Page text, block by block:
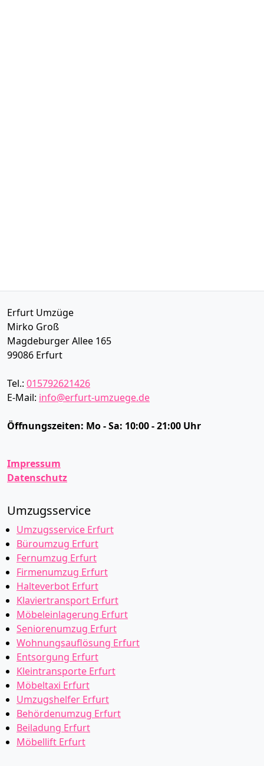
Erfurt Umzüge
Mirko Groß
Magdeburger Allee 165
99086 Erfurt
Tel.: 015792621426
E-Mail: info@erfurt-umzuege.de
Öffnungszeiten: Mo - Sa: 10:00 - 21:00 Uhr
Impressum
Datenschutz
Umzugsservice
Umzugsservice Erfurt
Büroumzug Erfurt
Fernumzug Erfurt
Firmenumzug Erfurt
Halteverbot Erfurt
Klaviertransport Erfurt
Möbeleinlagerung Erfurt
Seniorenumzug Erfurt
Wohnungsauflösung Erfurt
Entsorgung Erfurt
Kleintransporte Erfurt
Möbeltaxi Erfurt
Umzugshelfer Erfurt
Behördenumzug Erfurt
Beiladung Erfurt
Möbellift Erfurt